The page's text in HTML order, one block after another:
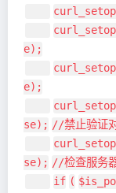
e);
e);
se); //禁止验证
se); //检查服务
if (